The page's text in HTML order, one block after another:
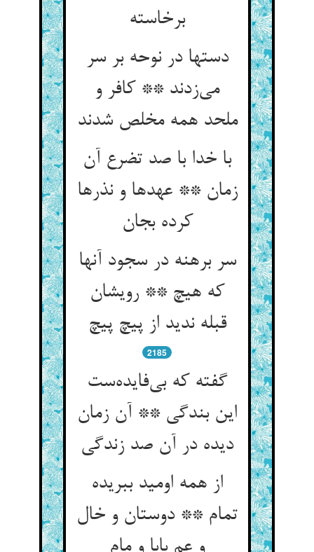
برخاسته
دستها در نوحه بر سر
می‌زدند ** کافر و
ملحد همه مخلص شدند
با خدا با صد تضرع آن
زمان ** عهدها و نذرها
کرده بجان
سر برهنه در سجود آنها
که هیچ ** رویشان
قبله ندید از پیچ پیچ
2185
گفته که بی‌فایده‌ست
این بندگی ** آن زمان
دیده در آن صد زندگی
از همه اومید ببریده
تمام ** دوستان و خال
و عم بابا و مام